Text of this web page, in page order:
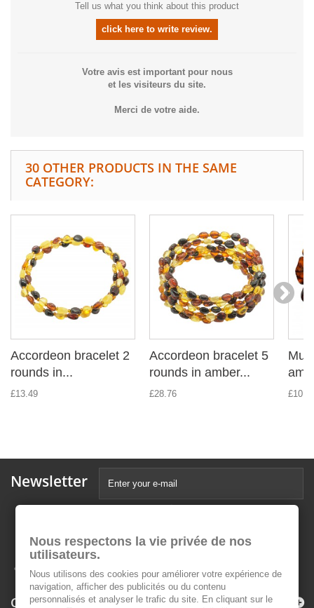
Tell us what you think about this product
click here to write review.
Votre avis est important pour nous
et les visiteurs du site.
Merci de votre aide.
30 OTHER PRODUCTS IN THE SAME
CATEGORY:
Accordeon bracelet 2
rounds in...
£13.49
Accordeon bracelet 5
rounds in amber...
£28.76
Newsletter
Categories
Nous respectons la vie privée de nos
utilisateurs.
Nous utilisons des cookies pour améliorer votre expérience de
navigation, afficher des publicités ou du contenu
personnalisés et analyser le trafic du site. En cliquant sur le